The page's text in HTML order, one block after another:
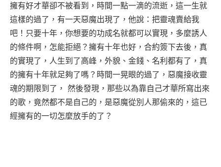
擁有好才華卻不被看到，時間一點一滴的流逝，這一生就
這樣的過了，有一天惡魔出現了，他說：把靈魂賣給我
吧！只要十年，你想要的功成名就都可以實現，多麼誘人
的條件啊，怎能拒絕？擁有十年也好，合約簽下去後，真
的實現了，人生到了高峰，外貌、金錢、名利都有了，真
的擁有十年就足夠了嗎？時間一晃眼的過了，惡魔接收靈
魂的期限到了， 然後發現，那些以為靠自己才華所寫出來
的歌，竟然都不是自己的，是惡魔從別人那偷來的，這已
經擁有的一切怎麼放手的了？